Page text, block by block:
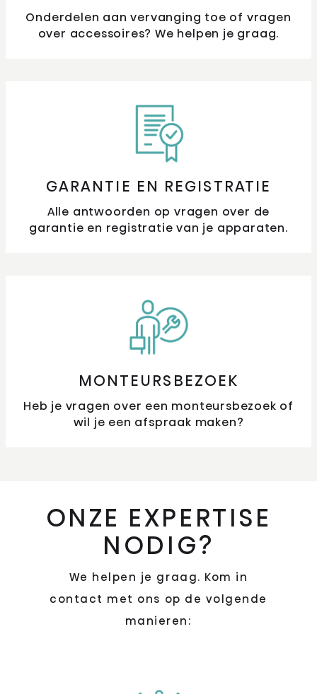
Onderdelen aan vervanging toe of vragen
over accessoires? We helpen je graag.
GARANTIE EN REGISTRATIE
Alle antwoorden op vragen over de
garantie en registratie van je apparaten.
MONTEURSBEZOEK
Heb je vragen over een monteursbezoek of
wil je een afspraak maken?
ONZE EXPERTISE
NODIG?
We helpen je graag. Kom in
contact met ons op de volgende
manieren: